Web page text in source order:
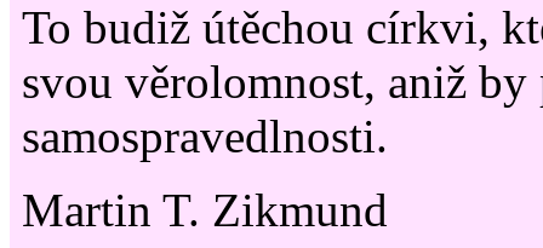
To budiž útěchou církvi,
svou věrolomnost, aniž by
samospravedlnosti.
Martin T. Zikmund